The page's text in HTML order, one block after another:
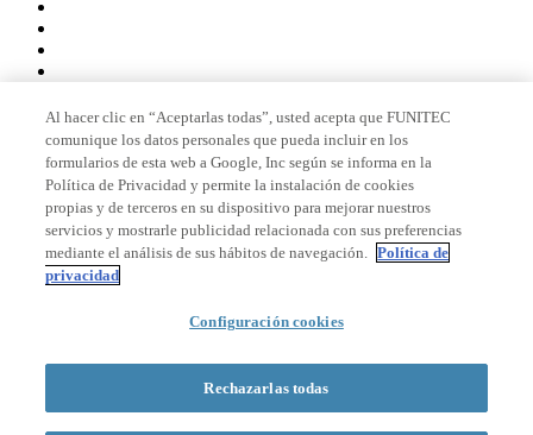
Miembro de
Acreditaciones
© 2026 La Salle Campus Barcelona - URL |
Formulario de búsqueda
Al hacer clic en “Aceptarlas todas”, usted acepta que FUNITEC
comunique los datos personales que pueda incluir en los
formularios de esta web a Google, Inc según se informa en la
Política de Privacidad y permite la instalación de cookies
propias y de terceros en su dispositivo para mejorar nuestros
servicios y mostrarle publicidad relacionada con sus preferencias
mediante el análisis de sus hábitos de navegación. Política de
privacidad
Configuración cookies
Rechazarlas todas